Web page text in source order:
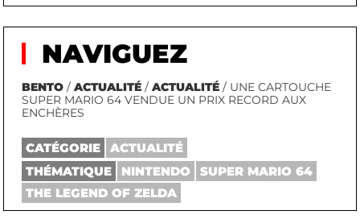
NAVIGUEZ
BENTO /ACTUALITÉ /ACTUALITÉ / UNE CARTOUCHE
SUPER MARIO 64 VENDUE UN PRIX RECORD AUX
ENCHÈRES
CATÉGORIE
ACTUALITÉ
THÉMATIQUE
NINTENDO
SUPER MARIO 64
THE LEGEND OF ZELDA